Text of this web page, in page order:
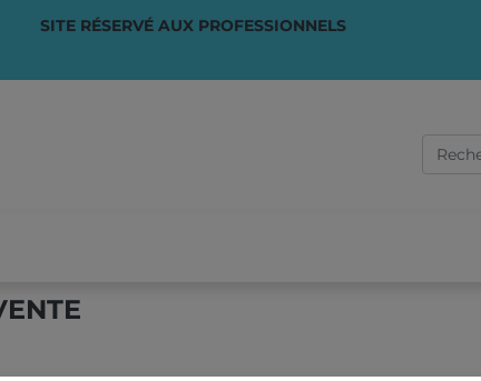
SITE RÉSERVÉ AUX PROFESSIONNELS